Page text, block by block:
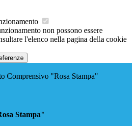
non possono essere
l'elenco nella pagina della cookie
Comprensivo "Rosa Stampa"
Stampa"